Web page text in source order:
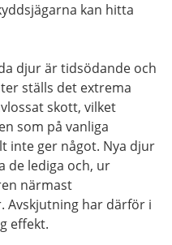
kan hitta
djur är tidsödande och
ställs det extrema
skott, vilket
som på vanliga
inte ger något. Nya djur
de lediga och, ur
närmast
Avskjutning har därför i
effekt.